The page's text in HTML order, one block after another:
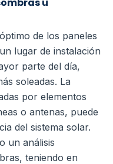
u
de los paneles
lugar de instalación
parte del día,
soleadas. La
por elementos
o antenas, puede
del sistema solar.
un análisis
teniendo en